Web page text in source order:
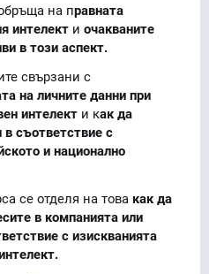
на правната
интелект и очакваните
в този аспект.
свързани с
на личните данни при
интелект и как да
съответствие с
и национално
се отделя на това как да
в компанията или
с изискванията